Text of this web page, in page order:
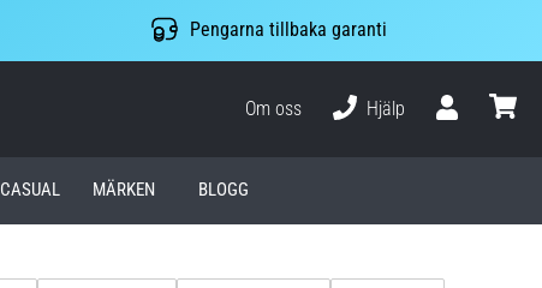
Pengarna tillbaka garanti
Om oss
Hjälp
CASUAL MÄRKEN BLOGG